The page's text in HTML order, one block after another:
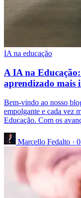
IA na educação
A IA na Educação:
aprendizado mais
Bem-vindo ao nosso
empolgante e cada vez
Educação. Com os
Marcello Fedalto ·